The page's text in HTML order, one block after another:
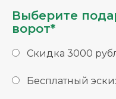
Выберите
ворот*
Скидка 3000
Бесплатный